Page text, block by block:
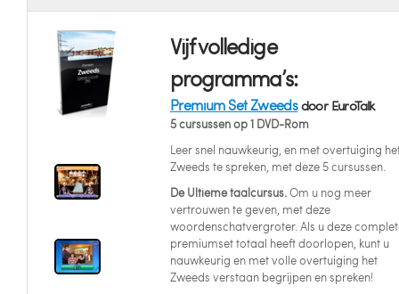
Vijf volledige
programma’s:
Premium Set Zweedsdoor EuroTalk
5 cursussen op 1 DVD-Rom
Leer snel nauwkeurig, en met overtuiging
Zweeds te spreken, met deze 5 cursussen.
De Ultieme taalcursus.Om u nog meer
vertrouwen te geven, met deze
woordenschatvergroter. Als u deze
premiumset totaal heeft doorlopen, kunt u
nauwkeurig en met volle overtuiging het
Zweeds verstaan begrijpen en spreken!